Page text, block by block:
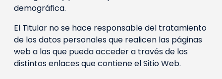
demográfica.
El Titular no se hace responsable del tratamiento
de los datos personales que realicen las páginas
web a las que pueda acceder a través de los
distintos enlaces que contiene el Sitio Web.